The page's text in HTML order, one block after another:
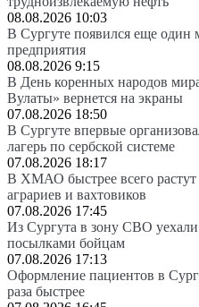
08.08.2026 10:03
В Сургуте появился еще один
предприятия
08.08.2026 9:15
В День коренных народов
Вулаты» вернется на экраны
07.08.2026 18:50
В Сургуте впервые
лагерь по сербской системе
07.08.2026 18:17
В ХМАО быстрее всего растут
аграриев и вахтовиков
07.08.2026 17:45
Из Сургута в зону СВО
посылками бойцам
07.08.2026 17:13
Оформление пациентов в
раза быстрее